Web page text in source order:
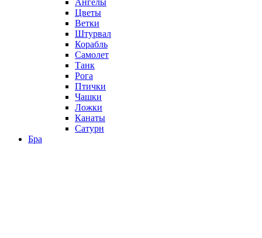
Ангелы
Цветы
Ветки
Штурвал
Корабль
Самолет
Танк
Рога
Птички
Чашки
Ложки
Канаты
Сатурн
Бра